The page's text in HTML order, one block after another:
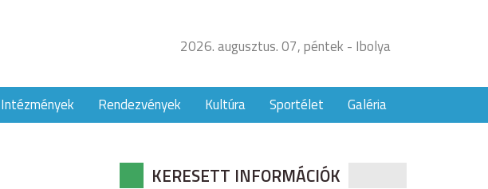
2026. augusztus. 07, péntek - Ibolya
Intézmények Rendezvények Kultúra Sportélet Galéria
KERESETT INFORMÁCIÓK